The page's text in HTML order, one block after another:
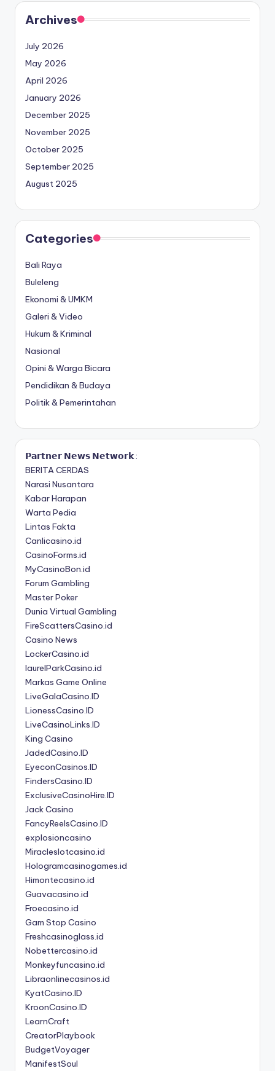
Archives
July 2026
May 2026
April 2026
January 2026
December 2025
November 2025
October 2025
September 2025
August 2025
Categories
Bali Raya
Buleleng
Ekonomi & UMKM
Galeri & Video
Hukum & Kriminal
Nasional
Opini & Warga Bicara
Pendidikan & Budaya
Politik & Pemerintahan
𝗣𝗮𝗿𝘁𝗻𝗲𝗿 𝗡𝗲𝘄𝘀 𝗡𝗲𝘁𝘄𝗼𝗿𝗸 :
BERITA CERDAS
Narasi Nusantara
Kabar Harapan
Warta Pedia
Lintas Fakta
Canlicasino.id
CasinoForms.id
MyCasinoBon.id
Forum Gambling
Master Poker
Dunia Virtual Gambling
FireScattersCasino.id
Casino News
LockerCasino.id
laurelParkCasino.id
Markas Game Online
LiveGalaCasino.ID
LionessCasino.ID
LiveCasinoLinks.ID
King Casino
JadedCasino.ID
EyeconCasinos.ID
FindersCasino.ID
ExclusiveCasinoHire.ID
Jack Casino
FancyReelsCasino.ID
explosioncasino
Miracleslotcasino.id
Hologramcasinogames.id
Himontecasino.id
Guavacasino.id
Froecasino.id
Gam Stop Casino
Freshcasinoglass.id
Nobettercasino.id
Monkeyfuncasino.id
Libraonlinecasinos.id
KyatCasino.ID
KroonCasino.ID
LearnCraft
CreatorPlaybook
BudgetVoyager
ManifestSoul